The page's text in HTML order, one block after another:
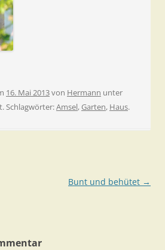
wieder auf der
morgendliche Ritual,
16. Mai 2013von Hermann unter
Schlagwörter:Amsel, Garten, Haus.
Bunt und behütet →